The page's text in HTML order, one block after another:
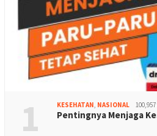
1 KESEHATAN NASIONAL
Pentingnya Menjaga